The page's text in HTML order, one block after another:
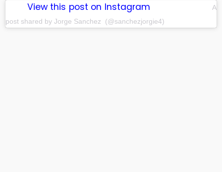
View this post on Instagram
A
post shared by Jorge Sanchez (@sanchezjorgie4)